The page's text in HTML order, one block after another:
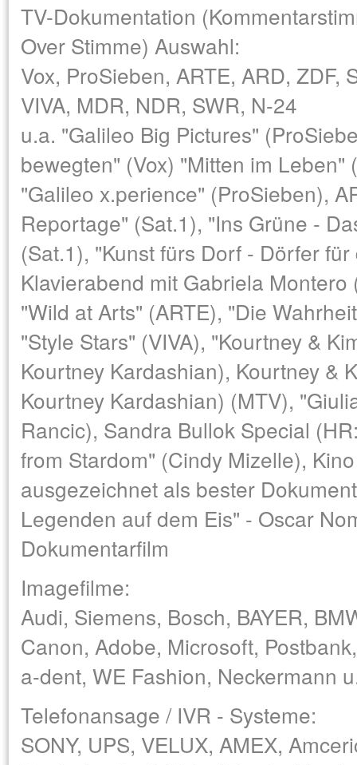
TV-Dokumentation
Over Stimme) Auswahl:
Vox, ProSieben, ARTE, ARD, ZDF,
VIVA, MDR, NDR, SWR, N-24
u.a. "Galileo Big Pictures"
bewegten" (Vox) "Mitten im Leben"
"Galileo x.perience" (ProSieben),
Reportage" (Sat.1), "Ins Grüne -
(Sat.1), "Kunst fürs Dorf - Dörfer
Klavierabend mit Gabriela
"Wild at Arts" (ARTE), "Die
"Style Stars" (VIVA), "Kourtney &
Kourtney Kardashian), Kourtney &
Kourtney Kardashian) (MTV),
Rancic), Sandra Bullok Special
from Stardom" (Cindy Mizelle),
ausgezeichnet als bester
Legenden auf dem Eis" - Oscar
Dokumentarfilm
Imagefilme:
Audi, Siemens, Bosch, BAYER,
Canon, Adobe, Microsoft,
a-dent, WE Fashion, Neckermann
Telefonansage / IVR - Systeme:
SONY, UPS, VELUX, AMEX,